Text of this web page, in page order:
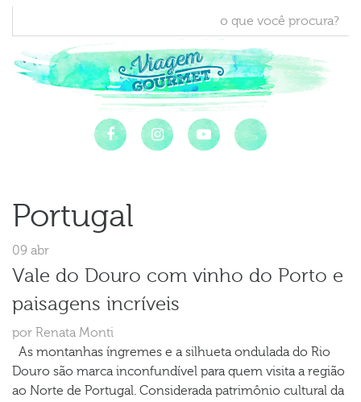
Portugal
09 abr
Vale do Douro com vinho do Porto e
paisagens incríveis
por Renata Monti
As montanhas íngremes e a silhueta ondulada do Rio
Douro são marca inconfundível para quem visita a região
ao Norte de Portugal. Considerada patrimônio cultural da